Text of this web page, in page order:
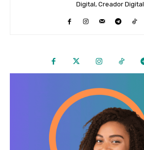
Digital, Creador Digital